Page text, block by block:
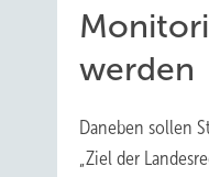
werden
Daneben sollen
„Ziel der